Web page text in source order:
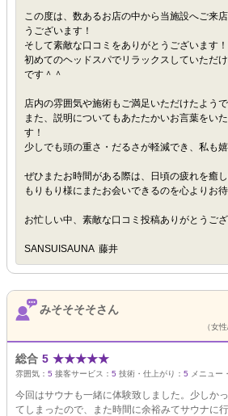
この度は、数あるお店の中から当施設へご来
うございます！
そして素敵な口コミをありがとうございます！
初めてのヘッドスパでリラックスしていただ
です＾＾
店内の雰囲気や施術もご満足いただけたよう
また、説明についてもあたたかいお言葉をい
す！
少しでも頭の重さ・だるさが軽減でき、私も嬉
ぜひまたお時間がある際は、日頃の疲れを癒
もりもり様にまたお会いできるのを心よりお待
お忙しい中、素敵な口コミ投稿ありがとうござ
SANSUISAUNA 藤井
みそそそそさん
（女
総合 5 ★★★★★
雰囲気： 5 接客サービス： 5 技術・仕上がり： 5 メニュー
今回はサウナも一緒に体験致しました。少しか
てしまったので、また時間に余裕みてサウナに